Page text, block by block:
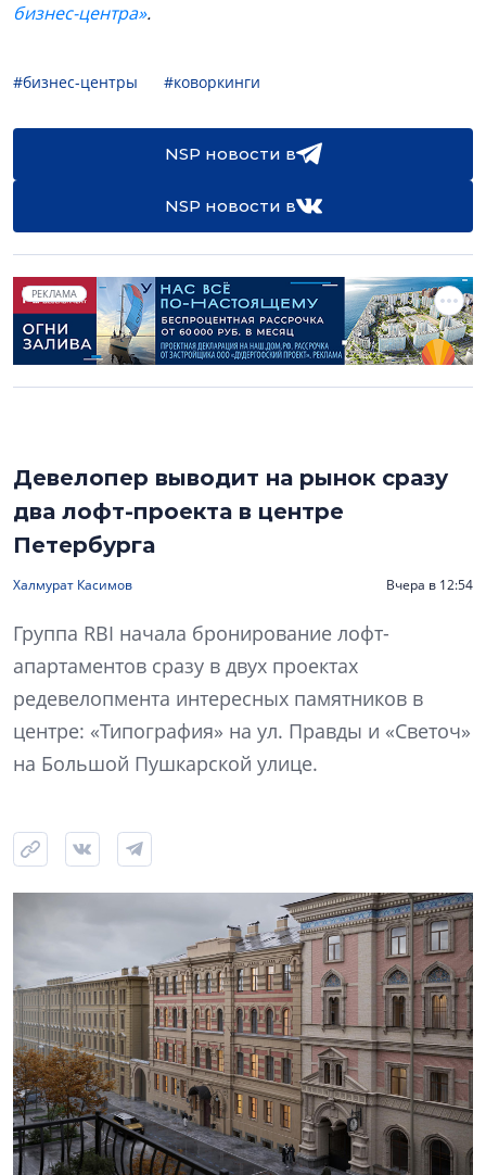
бизнес-центра».
#бизнес-центры #коворкинги
NSP новости в
NSP новости в
РЕКЛАМА
Девелопер выводит на рынок сразу
два лофт-проекта в центре
Петербурга
Халмурат Касимов Вчера в 12:54
Группа RBI начала бронирование лофт-
апартаментов сразу в двух проектах
редевелопмента интересных памятников в
центре: «Типография» на ул. Правды и «Светоч»
на Большой Пушкарской улице.